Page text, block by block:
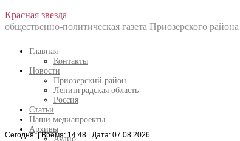
Перейти
к
Красная звезда
общественно-политическая газета Приозерского
Главная
Контакты
Новости
Приозерский район
Ленинградская область
Россия
Статьи
Наши медиапроекты
Архивы
Аудио
Сегодня: | Время: 14:48 | Дата: 07.08.2026